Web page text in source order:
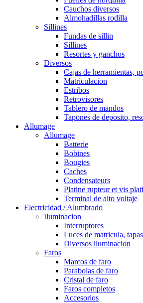
Cauchos diversos
Almohadillas rodilla
Sillines
Fundas de sillin
Sillines
Resortes y ganchos
Diversos
Cajas de herramientas,
Matriculacion
Estribos
Retrovisores
Tablero de mandos
Tapones de deposito,
Allumage
Allumage
Batterie
Bobines
Bougies
Caches
Condensateurs
Platine rupteur et vis
Terminal de alto voltaje
Electricidad / Alumbrado
Iluminacion
Interruptores
Luces de matricula,
Diversos iluminacion
Faros
Marcos de faro
Parabolas de faro
Cristal de faro
Faros completos
Accesorios